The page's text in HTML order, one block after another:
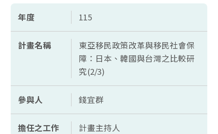
年度 115
計畫名稱
東亞移民政策改革與移民社會保
障：日本、韓國與台灣之比較研
究(2/3)
參與人 錢宜群
擔任之工作 計畫主持人